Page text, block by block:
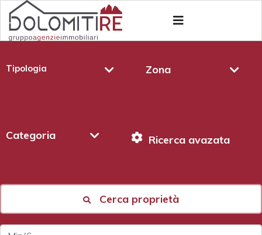
Tipologia Zona
Categoria Ricerca avazata
Cerca proprietà